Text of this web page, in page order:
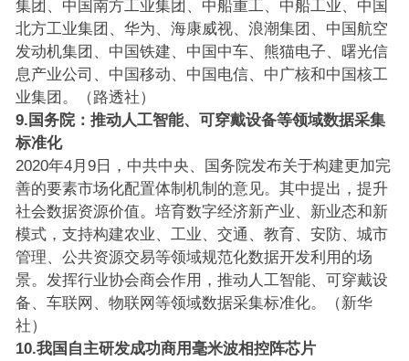
集团、中国南方工业集团、中船重工、中船工业、中国
北方工业集团、华为、海康威视、浪潮集团、中国航空
发动机集团、中国铁建、中国中车、熊猫电子、曙光信
息产业公司、中国移动、中国电信、中广核和中国核工
业集团。（路透社）
9.国务院：推动人工智能、可穿戴设备等领域数据采集
标准化
2020年4月9日，中共中央、国务院发布关于构建更加完
善的要素市场化配置体制机制的意见。其中提出，提升
社会数据资源价值。培育数字经济新产业、新业态和新
模式，支持构建农业、工业、交通、教育、安防、城市
管理、公共资源交易等领域规范化数据开发利用的场
景。发挥行业协会商会作用，推动人工智能、可穿戴设
备、车联网、物联网等领域数据采集标准化。（新华
社）
10.我国自主研发成功商用毫米波相控阵芯片